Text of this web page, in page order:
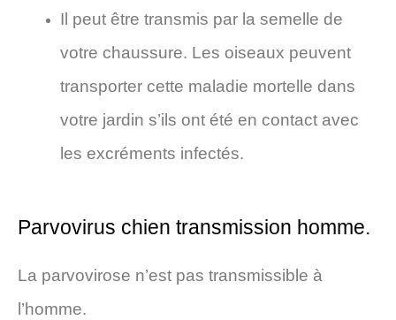
Il peut être transmis par la semelle de
votre chaussure. Les oiseaux peuvent
transporter cette maladie mortelle dans
votre jardin s’ils ont été en contact avec
les excréments infectés.
Parvovirus chien transmission homme.
La parvovirose n’est pas transmissible à
l’homme.